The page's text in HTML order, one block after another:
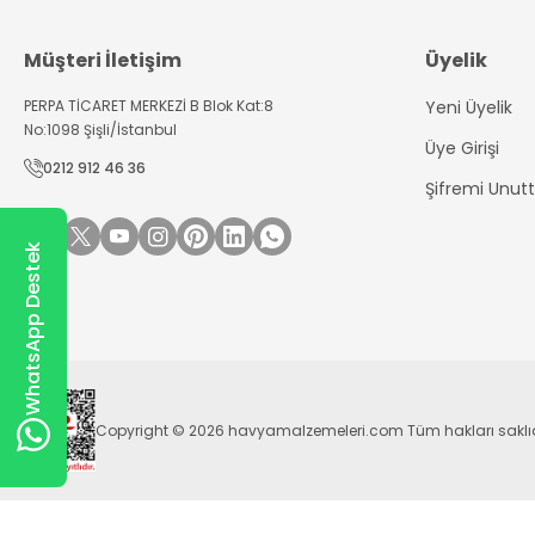
Müşteri İletişim
PERPA TİCARET MERKEZİ B Blok Kat:8
No:1098 Şişli/İstanbul
0212 912 46 36
Üyelik
Yeni Üyelik
Üye Girişi
Şifremi
Copyright © 2026 havyamalzemeleri.com Tüm hakları
WhatsApp Destek